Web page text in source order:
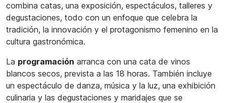
combina catas, una exposición, espectáculos, talleres y
degustaciones, todo con un enfoque que celebra la
tradición, la innovación y el protagonismo femenino en la
cultura gastronómica.
La programación arranca con una cata de vinos
blancos secos, prevista a las 18 horas. También incluye
un espectáculo de danza, música y la luz, una exhibición
culinaria y las degustaciones y maridajes que se